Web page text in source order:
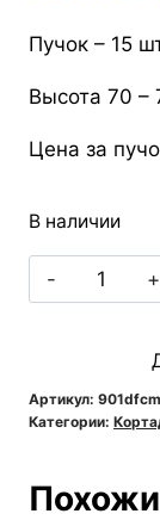
Пучок – 15
Высота 70 –
Цена за
В наличии
товара
Fluffy
розовая
Артикул:
Категории: